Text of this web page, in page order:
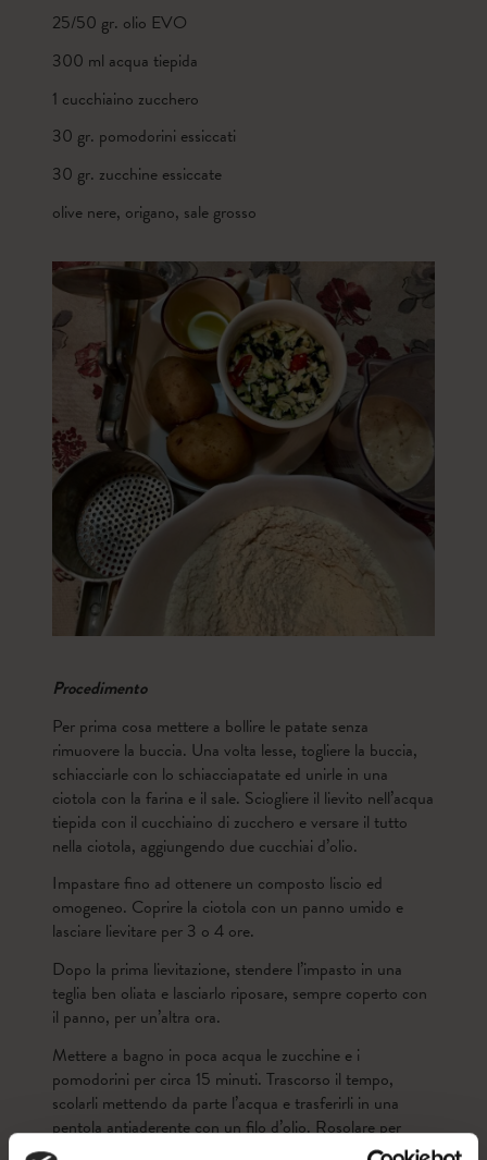
25/50 gr. olio EVO
300 ml acqua tiepida
1 cucchiaino zucchero
30 gr. pomodorini essiccati
30 gr. zucchine essiccate
olive nere, origano, sale grosso
Procedimento
Per prima cosa mettere a bollire le patate senza
rimuovere la buccia. Una volta lesse, togliere la buccia,
schiacciarle con lo schiacciapatate ed unirle in una
ciotola con la farina e il sale. Sciogliere il lievito nell’acqua
tiepida con il cucchiaino di zucchero e versare il tutto
nella ciotola, aggiungendo due cucchiai d’olio.
Impastare fino ad ottenere un composto liscio ed
omogeneo. Coprire la ciotola con un panno umido e
lasciare lievitare per 3 o 4 ore.
Dopo la prima lievitazione, stendere l’impasto in una
teglia ben oliata e lasciarlo riposare, sempre coperto con
il panno, per un’altra ora.
Mettere a bagno in poca acqua le zucchine e i
pomodorini per circa 15 minuti. Trascorso il tempo,
scolarli mettendo da parte l’acqua e trasferirli in una
pentola antiaderente con un filo d’olio. Rosolare per
5/10 minuti aggiungendo una parte dell’acqua di